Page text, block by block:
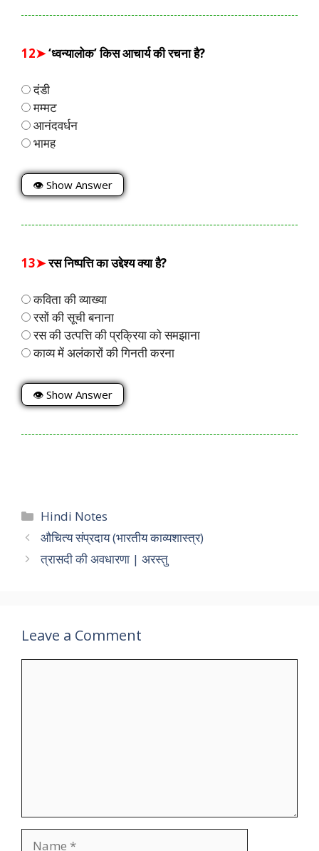
12➤‘ध्वन्यालोक’ किस आचार्य की रचना है?
दंडी
मम्मट
आनंदवर्धन
भामह
👁 Show Answer
13➤रस निष्पत्ति का उद्देश्य क्या है?
कविता की व्याख्या
रसों की सूची बनाना
रस की उत्पत्ति की प्रक्रिया को समझाना
काव्य में अलंकारों की गिनती करना
👁 Show Answer
Categories
Hindi Notes
औचित्य संप्रदाय (भारतीय काव्यशास्त्र)
त्रासदी की अवधारणा | अरस्तु
Leave a Comment